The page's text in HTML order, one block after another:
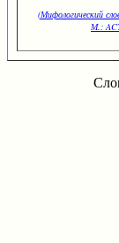
(Мифологический
М.: